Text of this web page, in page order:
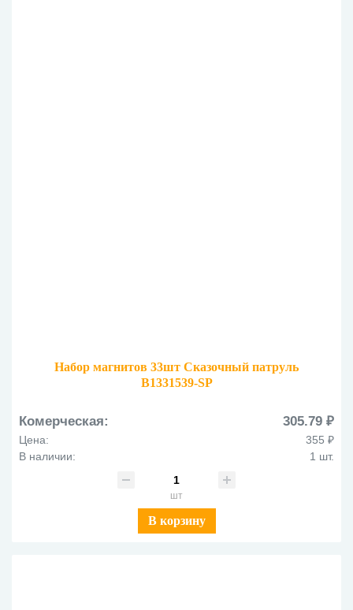
Набор магнитов 33шт Сказочный патруль
B1331539-SP
Комерческая: 305.79 ₽
Цена:
355 ₽
В наличии:
1 шт.
шт
В корзину